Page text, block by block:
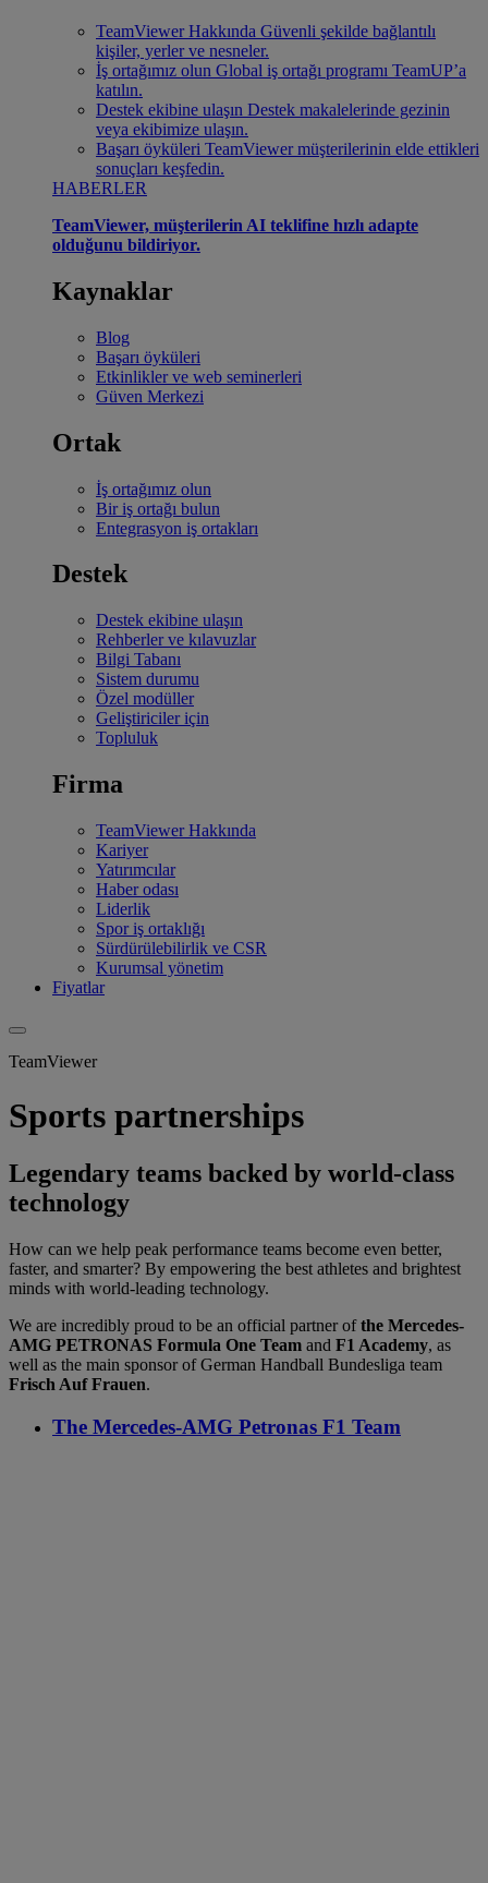
TeamViewer Hakkında Güvenli şekilde bağlantılı
kişiler, yerler ve nesneler.
İş ortağımız olun Global iş ortağı programı TeamUP’a
katılın.
Destek ekibine ulaşın Destek makalelerinde gezinin
veya ekibimize ulaşın.
Başarı öyküleri TeamViewer müşterilerinin elde ettikleri
sonuçları keşfedin.
HABERLER
TeamViewer, müşterilerin AI teklifine hızlı adapte
olduğunu bildiriyor.
Kaynaklar
Blog
Başarı öyküleri
Etkinlikler ve web seminerleri
Güven Merkezi
Ortak
İş ortağımız olun
Bir iş ortağı bulun
Entegrasyon iş ortakları
Destek
Destek ekibine ulaşın
Rehberler ve kılavuzlar
Bilgi Tabanı
Sistem durumu
Özel modüller
Geliştiriciler için
Topluluk
Firma
TeamViewer Hakkında
Kariyer
Yatırımcılar
Haber odası
Liderlik
Spor iş ortaklığı
Sürdürülebilirlik ve CSR
Kurumsal yönetim
Fiyatlar
TeamViewer
Sports partnerships
Legendary teams backed by world-class
technology
How can we help peak performance teams become even better,
faster, and smarter? By empowering the best athletes and brightest
minds with world-leading technology.
We are incredibly proud to be an official partner ofthe Mercedes-
AMG PETRONAS Formula One Team and F1 Academy, as
well as the main sponsor of German Handball Bundesliga team
Frisch Auf Frauen.
The Mercedes-AMG Petronas F1 Team